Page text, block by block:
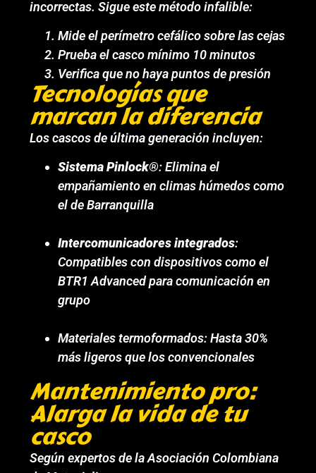
incorrectas. Sigue este método infalible:
Mide el perímetro cefálico sobre las cejas
Prueba el casco mínimo 10 minutos
Verifica que no haya puntos de presión
Tecnologías que
marcan la diferencia
Los cascos de última generación incluyen:
Sistema Pinlock®: Elimina el
empañamiento en climas húmedos como
el de Barranquilla
Intercomunicadores integrados:
Compatibles con dispositivos como el
BTR1 Advanced para comunicación en
grupo
Materiales termoformados: Hasta 30%
más ligeros que los convencionales
Mantenimiento pro:
Alarga la vida de tu
casco
Según expertos de la Asociación Colombiana